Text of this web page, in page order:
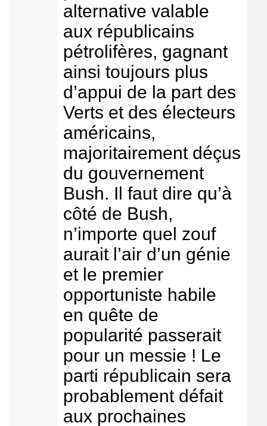
alternative valable
aux républicains
pétrolifères, gagnant
ainsi toujours plus
d’appui de la part des
Verts et des électeurs
américains,
majoritairement déçus
du gouvernement
Bush. Il faut dire qu’à
côté de Bush,
n’importe quel zouf
aurait l’air d’un génie
et le premier
opportuniste habile
en quête de
popularité passerait
pour un messie ! Le
parti républicain sera
probablement défait
aux prochaines